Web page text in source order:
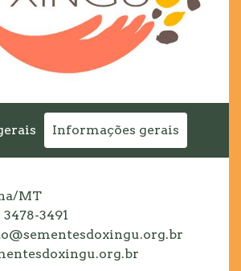
Informações gerais
MT
3478-3491